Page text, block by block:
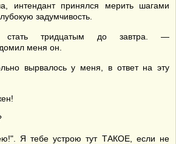
интендант принялся мерить шагами
задумчивость.
тридцатым до завтра. —
меня он.
вырвалось у меня, в ответ на эту
Я тебе устрою тут ТАКОЕ, если не